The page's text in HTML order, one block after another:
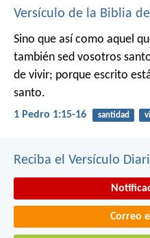
Versículo de la Biblia
Sino que así como aquel
también sed vosotros
de vivir; porque escrito
santo.
1 Pedro 1:15-16 santidad
Reciba el Versículo
Correo